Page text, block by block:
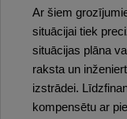
Ar šiem
situācijai tiek
situācijas plāna
raksta un
izstrādei.
kompensētu ar